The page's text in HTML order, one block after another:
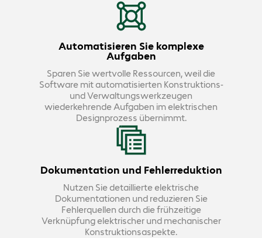
Automatisieren Sie komplexe
Aufgaben
Sparen Sie wertvolle Ressourcen, weil die
Software mit automatisierten Konstruktions-
und Verwaltungswerkzeugen
wiederkehrende Aufgaben im elektrischen
Designprozess übernimmt.
Dokumentation und Fehlerreduktion
Nutzen Sie detaillierte elektrische
Dokumentationen und reduzieren Sie
Fehlerquellen durch die frühzeitige
Verknüpfung elektrischer und mechanischer
Konstruktionsaspekte.